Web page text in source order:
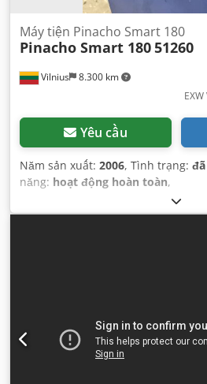
Vilnius 8.300 km
Máy tiện Pinacho Smart 180
Pinacho Smart 18051260
Yêu cầu
Năm sản xuất: 2006, Tình trạng:
năng: hoạt động hoàn toàn,